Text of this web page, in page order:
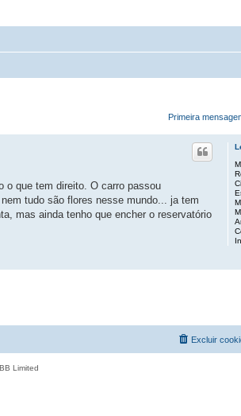
Primeira
o que tem direito. O carro passou
tudo são flores nesse mundo... ja tem
mas ainda tenho que encher o reservatório
Excluir
Limited